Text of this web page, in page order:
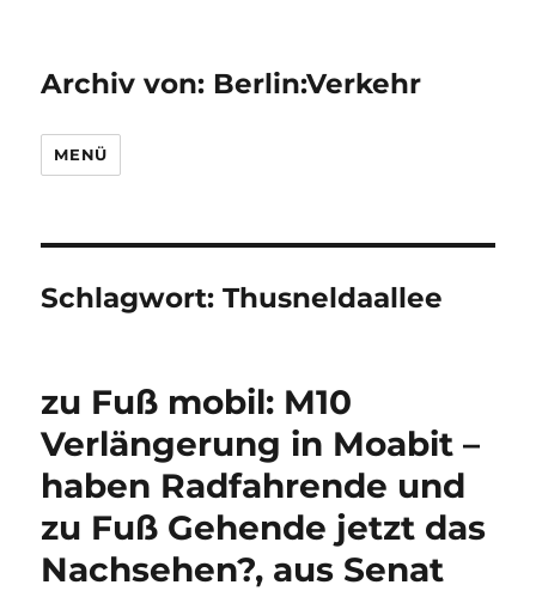
Archiv von: Berlin:Verkehr
MENÜ
Schlagwort:Thusneldaallee
zu Fuß mobil: M10
Verlängerung in Moabit –
haben Radfahrende und
zu Fuß Gehende jetzt das
Nachsehen?, aus Senat